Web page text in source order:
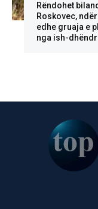
Rëndohet
Roskovec,
edhe gruaja e
nga ish-